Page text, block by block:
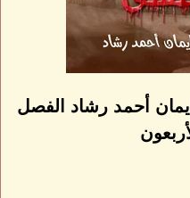
أحمد رشاد الفصل